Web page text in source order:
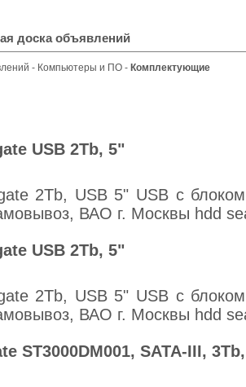
доска объявлений
- Компьютеры и ПО - Комплектующие
USB 2Tb, 5"
2Tb, USB 5" USB с
ВАО г. Москвы hdd
USB 2Tb, 5"
2Tb, USB 5" USB с
ВАО г. Москвы hdd
ST3000DM001, SATA-III,